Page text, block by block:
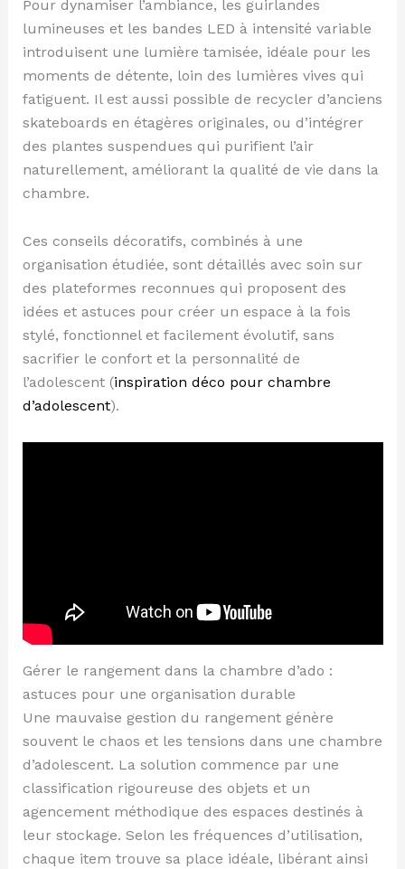
Pour dynamiser l’ambiance, les guirlandes
lumineuses et les bandes LED à intensité variable
introduisent une lumière tamisée, idéale pour les
moments de détente, loin des lumières vives qui
fatiguent. Il est aussi possible de recycler d’anciens
skateboards en étagères originales, ou d’intégrer
des plantes suspendues qui purifient l’air
naturellement, améliorant la qualité de vie dans la
chambre.
Ces conseils décoratifs, combinés à une
organisation étudiée, sont détaillés avec soin sur
des plateformes reconnues qui proposent des
idées et astuces pour créer un espace à la fois
stylé, fonctionnel et facilement évolutif, sans
sacrifier le confort et la personnalité de
l’adolescent (inspiration déco pour chambre
d’adolescent).
Gérer le rangement dans la chambre d’ado :
astuces pour une organisation durable
Une mauvaise gestion du rangement génère
souvent le chaos et les tensions dans une chambre
d’adolescent. La solution commence par une
classification rigoureuse des objets et un
agencement méthodique des espaces destinés à
leur stockage. Selon les fréquences d’utilisation,
chaque item trouve sa place idéale, libérant ainsi